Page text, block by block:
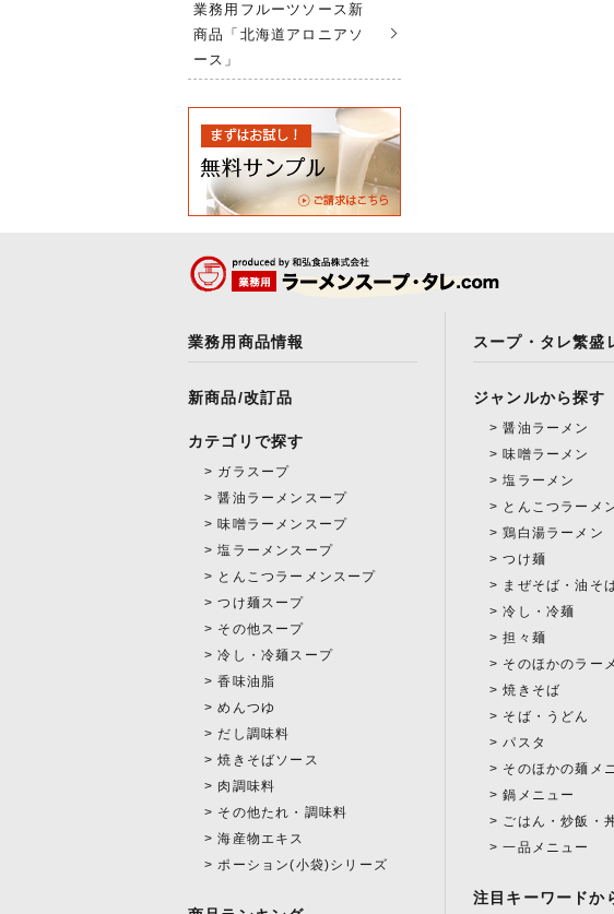
業務用フルーツソース新
商品「北海道アロニアソ
ース」
業務用商品情報
新商品/改訂品
カテゴリで探す
ガラスープ
醤油ラーメンスープ
味噌ラーメンスープ
塩ラーメンスープ
とんこつラーメンスープ
つけ麺スープ
その他スープ
冷し・冷麺スープ
香味油脂
めんつゆ
だし調味料
焼きそばソース
肉調味料
その他たれ・調味料
海産物エキス
ポーション(小袋)シリーズ
スープ・タレ繁盛
ジャンルから探す
醤油ラーメン
味噌ラーメン
塩ラーメン
とんこつラーメ
鶏白湯ラーメン
つけ麺
まぜそば・油そ
冷し・冷麺
担々麺
そのほかのラー
焼きそば
そば・うどん
パスタ
そのほかの麺メ
鍋メニュー
ごはん・炒飯・
一品メニュー
注目キーワードか